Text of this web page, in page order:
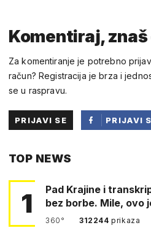
Komentiraj,
Za komentiranje je potrebno
račun? Registracija je brza i
se u raspravu.
PRIJAVI SE
PRIJAVI
TOP NEWS
1
Pad Krajine i
bez borbe. Mile, ovo
360° 312244prikaza